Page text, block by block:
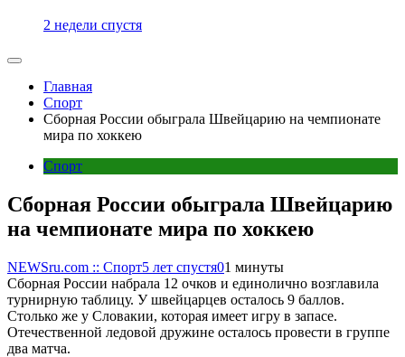
2 недели спустя
Главная
Спорт
Сборная России обыграла Швейцарию на чемпионате
мира по хоккею
Спорт
Сборная России обыграла Швейцарию
на чемпионате мира по хоккею
NEWSru.com :: Спорт5 лет спустя01 минуты
Сборная России набрала 12 очков и единолично возглавила
турнирную таблицу. У швейцарцев осталось 9 баллов.
Столько же у Словакии, которая имеет игру в запасе.
Отечественной ледовой дружине осталось провести в группе
два матча.